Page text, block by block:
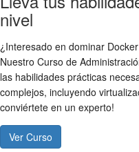
nivel
¿Interesado en dominar
Nuestro Curso de
las habilidades prácticas
complejos, incluyendo
conviértete en un experto!
Ver Curso